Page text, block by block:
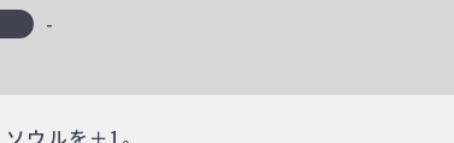
-
ウルを＋1。